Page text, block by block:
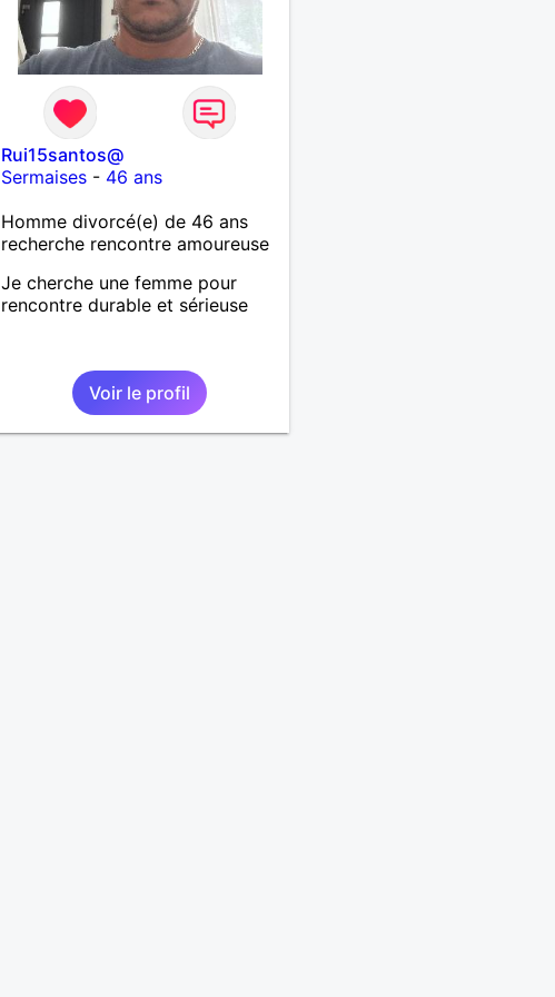
personnes qui savent ce qu'elles
veulent, n'hésite pas à venir
discuter. Au plaisir de faire
connaissance !
Rui15santos@
Sermaises - 46 ans
Homme divorcé(e) de 46 ans
recherche rencontre amoureuse
Je cherche une femme pour
rencontre durable et sérieuse
Voir le profil